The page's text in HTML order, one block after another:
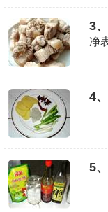
3、
净
4、
5、